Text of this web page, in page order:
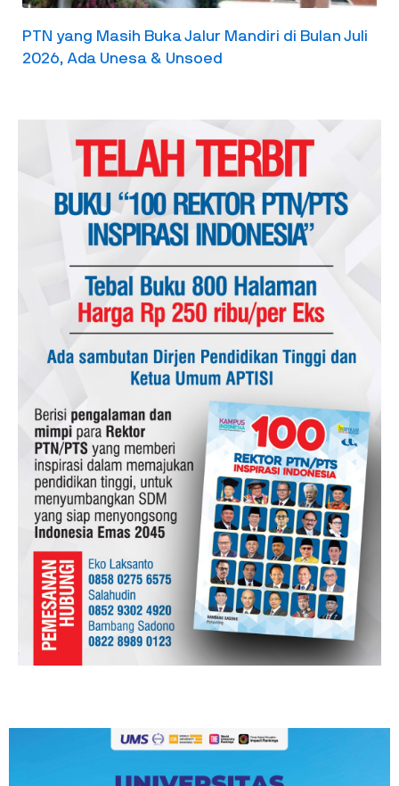
PTN yang Masih Buka Jalur Mandiri di Bulan Juli
2026, Ada Unesa & Unsoed